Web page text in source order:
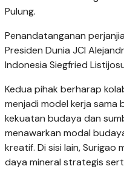
Pulung.
Penandatanganan
Presiden Dunia JCI
Indonesia Siegfried
Kedua pihak berharap
menjadi model kerja sama
kekuatan budaya dan
menawarkan modal
kreatif. Di sisi lain, Surigao
daya mineral strategis